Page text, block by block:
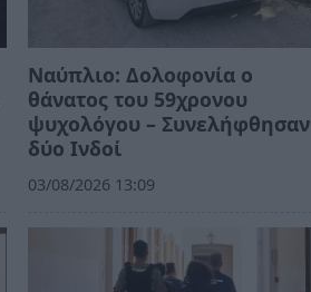
Ναύπλιο: Δολοφονία ο
θάνατος του 59χρονου
ψυχολόγου – Συνελήφθησαν
δύο Ινδοί
03/08/2026 13:09